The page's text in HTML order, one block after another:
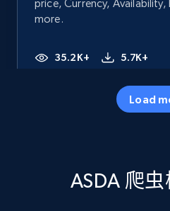
price, Currency, Availability,
more.
35.2K+ 5.7K+
price, Currency, Availability,
Load
ASDA 爬